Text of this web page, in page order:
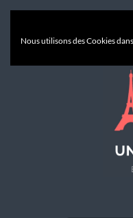
Nous utilisons des Cookies